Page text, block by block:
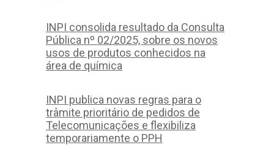
INPI consolida resultado da Consulta
Pública nº 02/2025, sobre os novos
usos de produtos conhecidos na
área de química
INPI publica novas regras para o
trâmite prioritário de pedidos de
Telecomunicações e flexibiliza
temporariamente o PPH